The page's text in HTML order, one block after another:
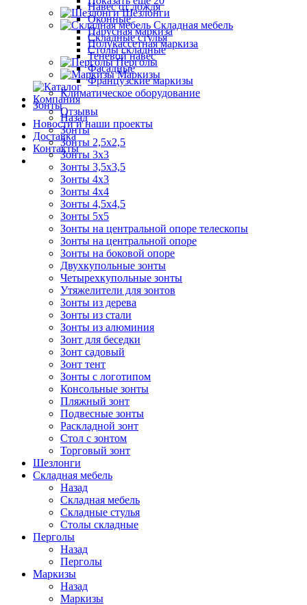
Шезлонги
Складная мебель
Складные стулья
Столы складные
Перголы
Маркизы
Компания
Отзывы
Новости и наши проекты
Доставка
Контакты
Навес от дождя
Оконные
Парусная маркиза
Полукассетная маркиза
Теневой навес
Фасадные
Французские маркизы
Климатическое оборудование
Зонты
Назад
Зонты
Зонты 2,5х2,5
Зонты 3х3
Зонты 3,5х3,5
Зонты 4х3
Зонты 4х4
Зонты 4,5х4,5
Зонты 5х5
Зонты на центральной опоре телескопы
Зонты на центральной опоре
Зонты на боковой опоре
Двухкупольные зонты
Четырехкупольные зонты
Утяжелители для зонтов
Зонты из дерева
Зонты из стали
Зонты из алюминия
Зонт для беседки
Зонт садовый
Зонт тент
Зонты с логотипом
Консольные зонты
Пляжный зонт
Подвесные зонты
Раскладной зонт
Стол с зонтом
Торговый зонт
Шезлонги
Складная мебель
Назад
Складная мебель
Складные стулья
Столы складные
Перголы
Назад
Перголы
Маркизы
Назад
Маркизы